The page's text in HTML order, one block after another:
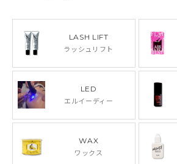
LASH LIFT
ラッシュリフト
LED
エルイーディー
WAX
ワックス